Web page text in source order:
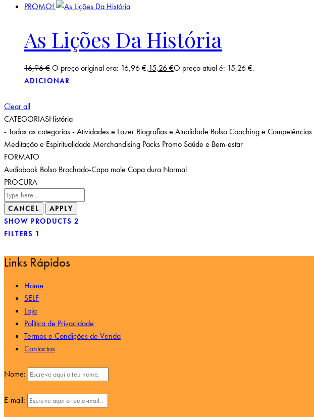
PROMO!
As Lições Da História
16,96€O preço original era: 16,96 €.15,26€O preço atual é: 15,26 €.
ADICIONAR
Clear all
CATEGORIASHistória
- Todas as categorias -Atividades e Lazer Biografias e Atualidade BolsoCoaching e Competências
Meditação e Espiritualidade Merchandising Packs Promo Saúde e Bem-estar
FORMATO
Audiobook Bolso Brochado-Capa mole Capa dura Normal
PROCURA
SHOW PRODUCTS 2
FILTERS 1
Links Rápidos
Home
SELF
Loja
Política de Privacidade
Termos e Condições de Venda
Contactos
Nome:
E-mail: